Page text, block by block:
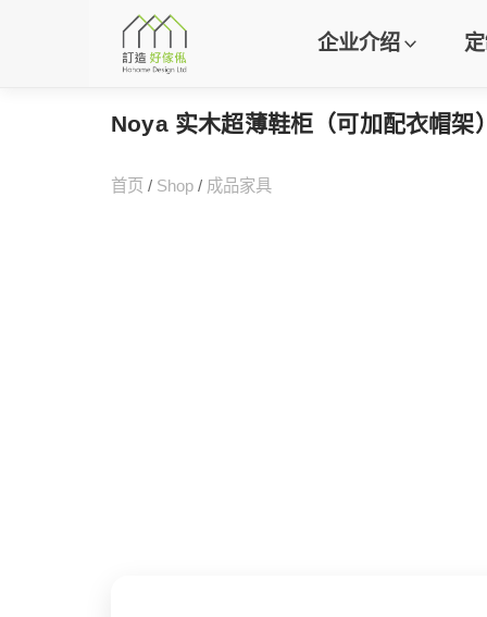
企业介绍
Noya 实木超薄鞋柜（可加配衣帽架
首页 / Shop / 成品家具